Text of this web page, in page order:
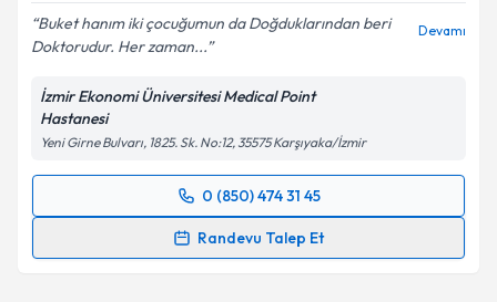
Buket hanım iki çocuğumun da Doğduklarından beri
Doktorudur. Her zaman...
Devamı
İzmir Ekonomi Üniversitesi Medical Point
Hastanesi
Yeni Girne Bulvarı, 1825. Sk. No:12, 35575 Karşıyaka/İzmir
0 (850) 474 31 45
Randevu Talep Et
Randevu Takvimi Talebi